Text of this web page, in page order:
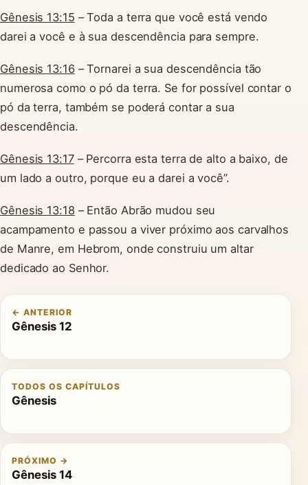
Gênesis 13:15 – Toda a terra que você está vendo
darei a você e à sua descendência para sempre.
Gênesis 13:16– Tornarei a sua descendência tão
numerosa como o pó da terra. Se for possível contar o
pó da terra, também se poderá contar a sua
descendência.
Gênesis 13:17– Percorra esta terra de alto a baixo, de
um lado a outro, porque eu a darei a você”.
Gênesis 13:18 – Então Abrão mudou seu
acampamento e passou a viver próximo aos carvalhos
de Manre, em Hebrom, onde construiu um altar
dedicado ao Senhor.
← ANTERIOR
Gênesis 12
TODOS OS CAPÍTULOS
Gênesis
PRÓXIMO →
Gênesis 14